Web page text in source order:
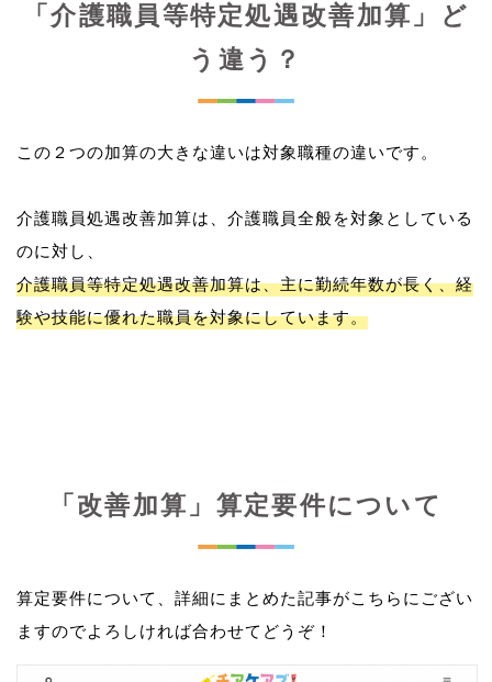
「介護職員等特定処遇改善加算」ど
う違う？
この２つの加算の大きな違いは対象職種の違いです。
介護職員処遇改善加算は、介護職員全般を対象としている
介護職員等特定処遇改善加算は、主に勤続年数が長く、経
験や技能に優れた職員を対象にしています。
「改善加算」算定要件について
算定要件について、詳細にまとめた記事がこちらにござい
ますのでよろしければ合わせてどうぞ！